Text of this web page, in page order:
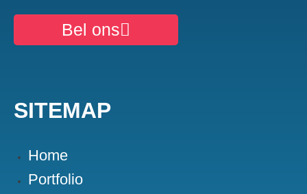
Bel ons
SITEMAP
Home
Portfolio